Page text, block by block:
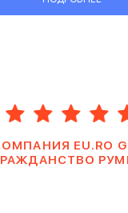
EU.RO